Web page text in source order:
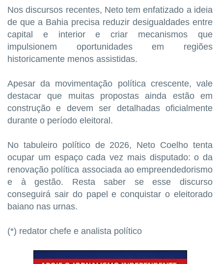
Nos discursos recentes, Neto tem enfatizado a ideia
de que a Bahia precisa reduzir desigualdades entre
capital e interior e criar mecanismos que
impulsionem oportunidades em regiões
historicamente menos assistidas.
Apesar da movimentação política crescente, vale
destacar que muitas propostas ainda estão em
construção e devem ser detalhadas oficialmente
durante o período eleitoral.
No tabuleiro político de 2026, Neto Coelho tenta
ocupar um espaço cada vez mais disputado: o da
renovação política associada ao empreendedorismo
e à gestão. Resta saber se esse discurso
conseguirá sair do papel e conquistar o eleitorado
baiano nas urnas.
(*) redator chefe e analista político